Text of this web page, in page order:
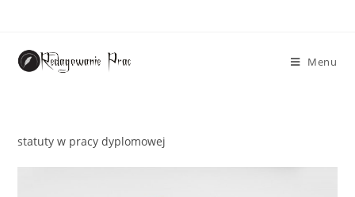
Menu
statuty w pracy dyplomowej